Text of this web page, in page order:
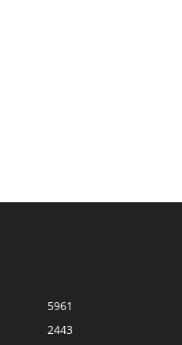
5961
2443